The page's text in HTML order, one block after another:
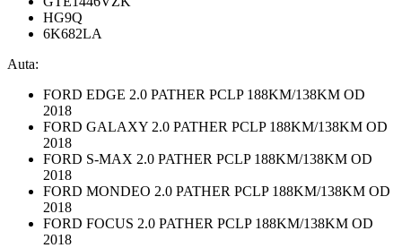
HG9Q
6K682LA
Auta:
FORD EDGE 2.0 PATHER PCLP 188KM/138KM OD
2018
FORD GALAXY 2.0 PATHER PCLP 188KM/138KM OD
2018
FORD S-MAX 2.0 PATHER PCLP 188KM/138KM OD
2018
FORD MONDEO 2.0 PATHER PCLP 188KM/138KM OD
2018
FORD FOCUS 2.0 PATHER PCLP 188KM/138KM OD
2018